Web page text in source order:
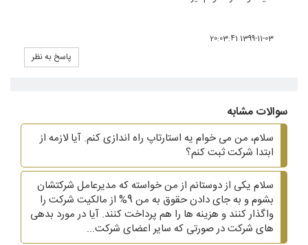
1399-11-03 20:03:41
پاسخ به نظر
سوالات مشابه
سلام، من می خوام یه استارتاپ راه اندازی کنم. آیا لازمه از
ابتدا شرکت ثبت کنم؟
سلام یکی از دوستانم از من خواسته که مدیرعامل شرکتشان
بشوم و به جای دادن حقوق به من 9% از مالکیت شرکت را
واگذار کنند و هزینه ها را هم پرداخت کنند. آیا در مورد بدهی
های شرکت در صورتی که سایر اعضای شرکت...